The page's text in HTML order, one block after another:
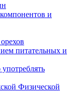
и
питательных и
Физической